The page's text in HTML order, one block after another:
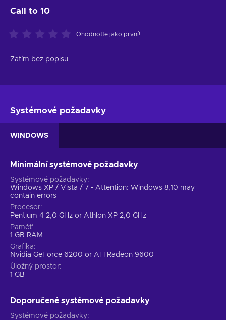
Call to 10
Ohodnoťte jako první!
Zatím bez popisu
Systémové požadavky
WINDOWS
Minimální systémové požadavky
Systémové požadavky
Windows XP / Vista / 7 - Attention: Windows 8,10 may
contain errors
Procesor
Pentium 4 2,0 GHz or Athlon XP 2,0 GHz
Paměť
1 GB RAM
Grafika
Nvidia GeForce 6200 or ATI Radeon 9600
Úložný prostor
1 GB
Doporučené systémové požadavky
Systémové požadavky